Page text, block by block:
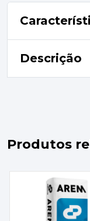
Descrição
Produtos